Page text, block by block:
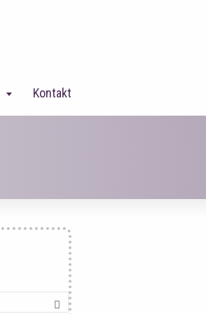
Kontakt
Suche